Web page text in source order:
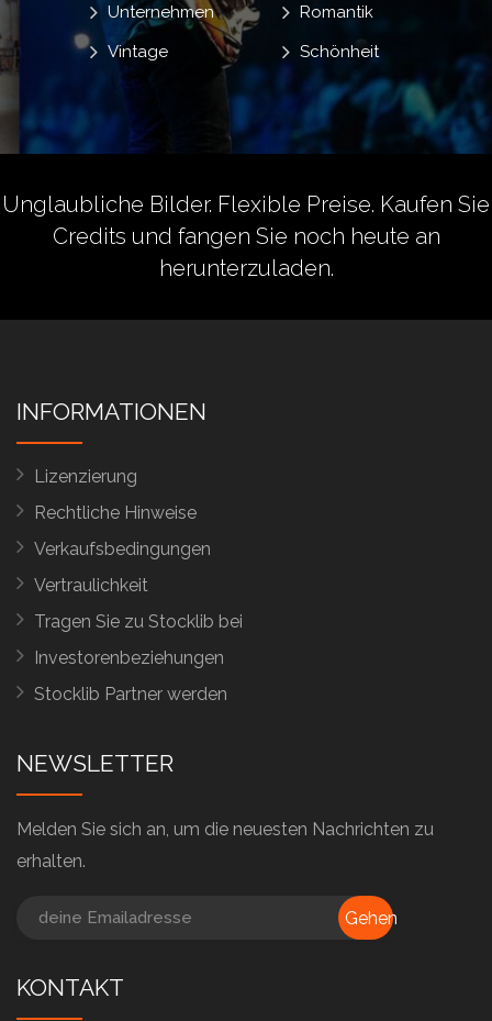
Romantik
Schönheit
Unternehmen
Vintage
Unglaubliche Bilder. Flexible Preise. Kaufen Sie
Credits und fangen Sie noch heute an
herunterzuladen.
INFORMATIONEN
Lizenzierung
Rechtliche Hinweise
Verkaufsbedingungen
Vertraulichkeit
Tragen Sie zu Stocklib bei
Investorenbeziehungen
Stocklib Partner werden
NEWSLETTER
Melden Sie sich an, um die neuesten Nachrichten zu
erhalten.
Gehen
KONTAKT